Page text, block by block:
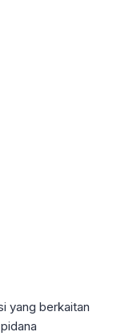
yang berkaitan